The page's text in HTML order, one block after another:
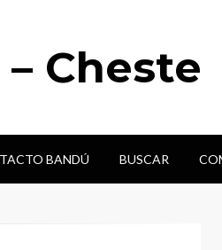
Cheste
BANDÚ BUSCAR